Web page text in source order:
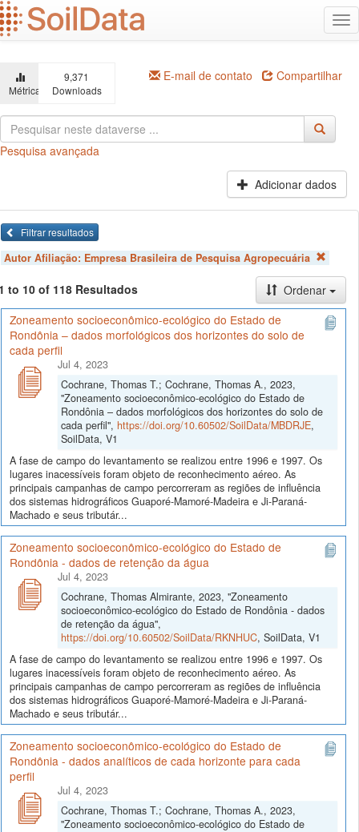
Ir
para
o
principal
Métricas
9,371
Downloads
E-mail de contato Compartilhar
Pesquisa avançada
Adicionar dados
Filtrar resultados
Autor Afiliação: Empresa Brasileira de Pesquisa Agropecuária
to 10 of 118 Resultados
Ordenar
Zoneamento socioeconômico-ecológico do Estado de
Rondônia – dados morfológicos dos horizontes do solo de
cada perfil
Jul 4, 2023
Cochrane, Thomas T.; Cochrane, Thomas A., 2023,
"Zoneamento socioeconômico-ecológico do Estado de
Rondônia – dados morfológicos dos horizontes do solo de
cada perfil", https://doi.org/10.60502/SoilData/MBDRJE,
SoilData, V1
A fase de campo do levantamento se realizou entre 1996 e 1997. Os
lugares inacessíveis foram objeto de reconhecimento aéreo. As
principais campanhas de campo percorreram as regiões de influência
dos sistemas hidrográficos Guaporé-Mamoré-Madeira e Ji-Paraná-
Machado e seus tributár...
Zoneamento socioeconômico-ecológico do Estado de
Rondônia - dados de retenção da água
Jul 4, 2023
Cochrane, Thomas Almirante, 2023, "Zoneamento
socioeconômico-ecológico do Estado de Rondônia - dados
de retenção da água",
https://doi.org/10.60502/SoilData/RKNHUC, SoilData, V1
A fase de campo do levantamento se realizou entre 1996 e 1997. Os
lugares inacessíveis foram objeto de reconhecimento aéreo. As
principais campanhas de campo percorreram as regiões de influência
dos sistemas hidrográficos Guaporé-Mamoré-Madeira e Ji-Paraná-
Machado e seus tributár...
Zoneamento socioeconômico-ecológico do Estado de
Rondônia - dados analíticos de cada horizonte para cada
perfil
Jul 4, 2023
Cochrane, Thomas T.; Cochrane, Thomas A., 2023,
"Zoneamento socioeconômico-ecológico do Estado de